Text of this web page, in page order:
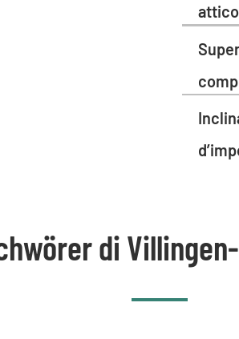
attico
di